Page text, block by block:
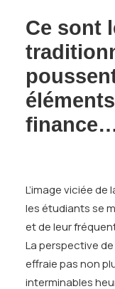
Ce sont
L’image viciée
les étudiants se
et de leur
La perspective
effraie pas non
interminables